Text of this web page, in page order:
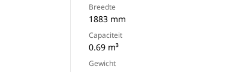
Breedte
1883 mm
Capaciteit
0.69 m³
Gewicht